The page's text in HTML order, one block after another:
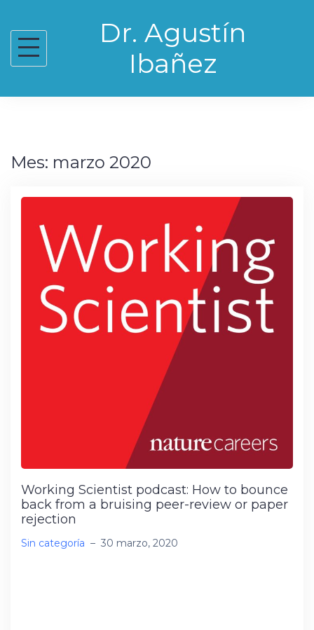
to
content
Dr. Agustín
Ibañez
Mes: marzo 2020
Working Scientist podcast: How to bounce
back from a bruising peer-review or paper
rejection
Sin categoría – 30 marzo, 2020